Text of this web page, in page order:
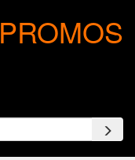
PROMOS